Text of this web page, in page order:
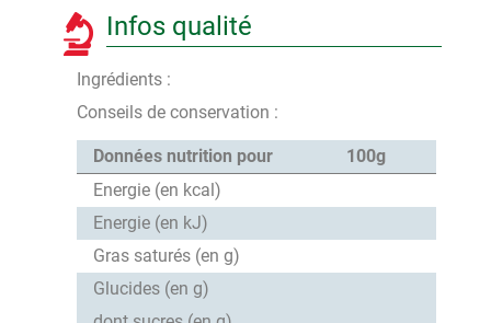
Infos qualité
Ingrédients :
Conseils de conservation :
Données nutrition pour
100g
Energie (en kcal)
Energie (en kJ)
Gras saturés (en g)
Glucides (en g)